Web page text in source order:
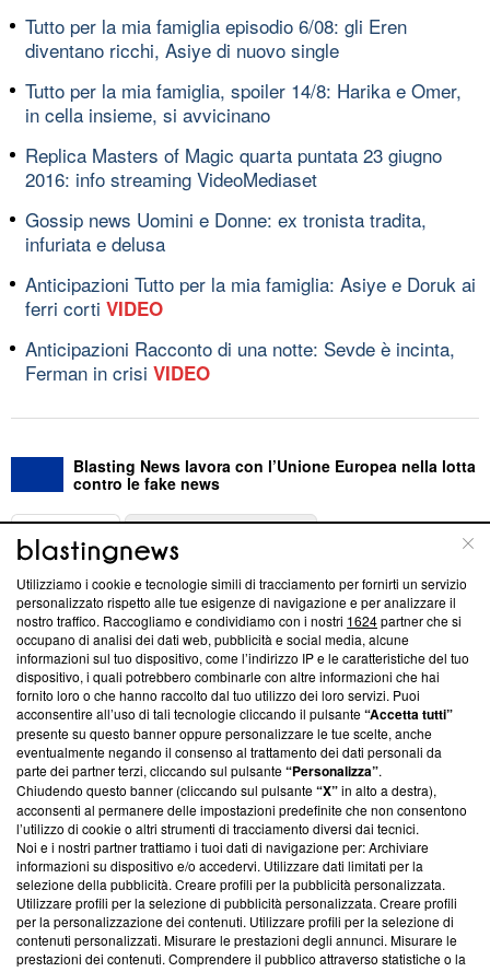
Tutto per la mia famiglia episodio 6/08: gli Eren
diventano ricchi, Asiye di nuovo single
Tutto per la mia famiglia, spoiler 14/8: Harika e Omer,
in cella insieme, si avvicinano
Replica Masters of Magic quarta puntata 23 giugno
2016: info streaming VideoMediaset
Gossip news Uomini e Donne: ex tronista tradita,
infuriata e delusa
Anticipazioni Tutto per la mia famiglia: Asiye e Doruk ai
ferri corti VIDEO
Anticipazioni Racconto di una notte: Sevde è incinta,
Ferman in crisi VIDEO
Blasting News lavora con l’Unione Europea nella lotta
contro le fake news
ABOUT
Questa sezione offre informazioni trasparenti su Blasting
News, sui nostri processi editoriali e su come ci impegniamo a
creare news di qualità. Inoltre, afferma la nostra aderenza a
‘Trust Project - News with Integrity’Blasting News non è
ancora membro del programma, ma ha richiesto di farne
parte; Trust Project non ha ancora effettuato una verifica di
conformità agli standard.
Su di noi
Team editoriale
Corporate
Redazione
Informativa Privacy
Utilizziamo i cookie e tecnologie simili di tracciamento per fornirti un servizio
personalizzato rispetto alle tue esigenze di navigazione e per analizzare il
nostro traffico. Raccogliamo e condividiamo con i nostri 1624partner che si
occupano di analisi dei dati web, pubblicità e social media, alcune
informazioni sul tuo dispositivo, come l’indirizzo IP e le caratteristiche del tuo
dispositivo, i quali potrebbero combinarle con altre informazioni che hai
fornito loro o che hanno raccolto dal tuo utilizzo dei loro servizi. Puoi
acconsentire all’uso di tali tecnologie cliccando il pulsante“Accetta tutti”
presente su questo banner oppure personalizzare le tue scelte, anche
eventualmente negando il consenso al trattamento dei dati personali da
parte dei partner terzi, cliccando sul pulsante“Personalizza”.
Chiudendo questo banner (cliccando sul pulsante“X”in alto a destra),
acconsenti al permanere delle impostazioni predefinite che non consentono
l’utilizzo di cookie o altri strumenti di tracciamento diversi dai tecnici.
Noi e i nostri partner trattiamo i tuoi dati di navigazione per: Archiviare
informazioni su dispositivo e/o accedervi. Utilizzare dati limitati per la
selezione della pubblicità. Creare profili per la pubblicità personalizzata.
Utilizzare profili per la selezione di pubblicità personalizzata. Creare profili
per la personalizzazione dei contenuti. Utilizzare profili per la selezione di
contenuti personalizzati. Misurare le prestazioni degli annunci. Misurare le
prestazioni dei contenuti. Comprendere il pubblico attraverso statistiche o la